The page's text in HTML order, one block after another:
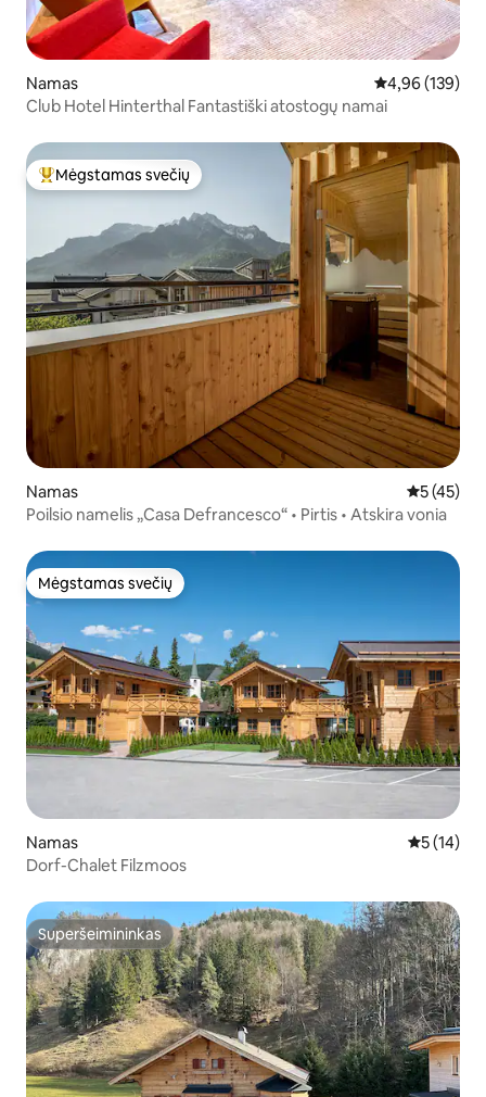
Namas Vidutinis
4,96 (139)
Club Hotel Hinterthal Fantastiški atostogų namai
Svečių mėgstamiausias
Mėgstamas svečių
Namas Vidutinis
5 (45)
Poilsio namelis „Casa Defrancesco“ • Pirtis • Atskira vonia
Mėgstamas svečių
Mėgstamas svečių
Namas Vidutinis
5 (14)
Dorf-Chalet Filzmoos
Superšeimininkas
Superšeimininkas